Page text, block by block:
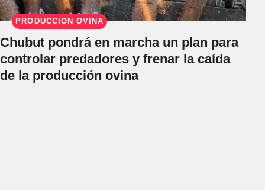
PRODUCCIÓN OVINA
Chubut pondrá en marcha un plan para
controlar predadores y frenar la caída
de la producción ovina